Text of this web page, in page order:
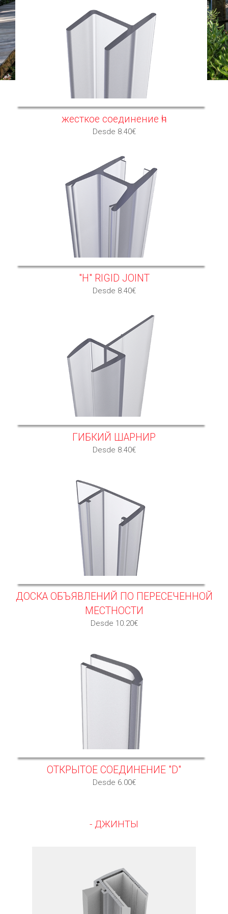
жесткое соединение һч
Desde 8.40€
"H" RIGID JOINT
Desde 8.40€
ГИБКИЙ ШАРНИР
Desde 8.40€
ДОСКА ОБЪЯВЛЕНИЙ ПО ПЕРЕСЕЧЕННОЙ
МЕСТНОСТИ
Desde 10.20€
ОТКРЫТОЕ СОЕДИНЕНИЕ "D"
Desde 6.00€
- ДЖИНТЫ